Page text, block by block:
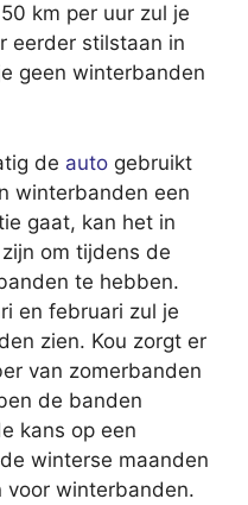
km per uur zul je
eerder stilstaan in
geen winterbanden
de auto gebruikt
winterbanden een
gaat, kan het in
om tijdens de
te hebben.
en februari zul je
zien. Kou zorgt er
van zomerbanden
de banden
kans op een
winterse maanden
voor winterbanden.